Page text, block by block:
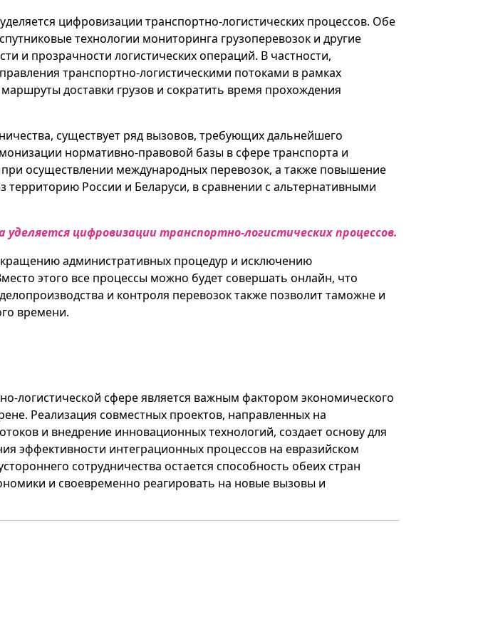
цифровизации транспортно-логистических процессов. Обе
технологии мониторинга грузоперевозок и другие
и прозрачности логистических операций. В частности,
транспортно-логистическими потоками в рамках
доставки грузов и сократить время прохождения
существует ряд вызовов, требующих дальнейшего
нормативно-правовой базы в сфере транспорта и
осуществлении международных перевозок, а также повышение
России и Беларуси, в сравнении с альтернативными
уделяется цифровизации транспортно-логистических процессов.
административных процедур и исключению
этого все процессы можно будет совершать онлайн, что
и контроля перевозок также позволит таможне и
времени.
логистической сфере является важным фактором экономического
Реализация совместных проектов, направленных на
и внедрение инновационных технологий, создает основу для
эффективности интеграционных процессов на евразийском
сотрудничества остается способность обеих стран
и своевременно реагировать на новые вызовы и